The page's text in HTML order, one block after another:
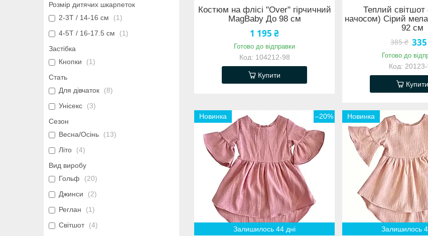
Костюм на флісі "Over" гірчичний
MagBaby До 98 см
1 195 ₴
Готово до відправки
104212-98
Купити
Теплий
начосом) Сірий
92 см
385 ₴
Готово до
Купити
Новинка –20%
Залишилось 44 дні
Новинка
Залишилось
Розмір дитячих шкарпеток
2-3Т / 14-16 см
1
4-5Т / 16-17.5 см
1
Застібка
Кнопки
1
Стать
Для дівчаток
8
Унісекс
3
Сезон
Весна/Осінь
13
Літо
4
Вид виробу
Гольф
20
Джинси
2
Реглан
1
Світшот
4